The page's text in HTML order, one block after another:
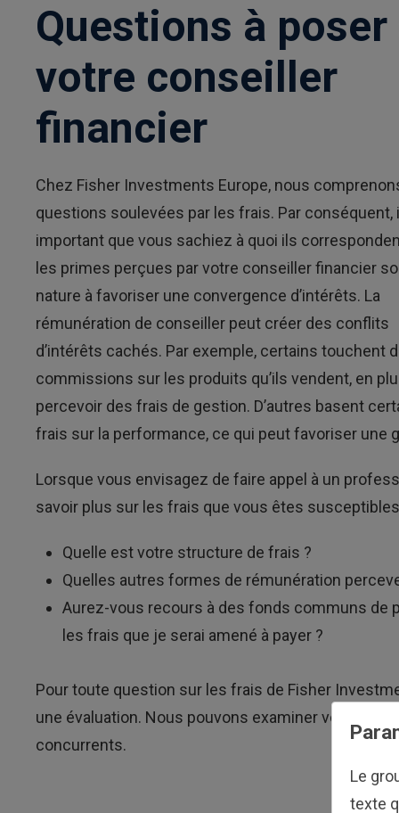
Questions à poser
votre conseiller
financier
Chez Fisher Investments Europe, nous
questions soulevées par les frais. Par conséquent,
important que vous sachiez à quoi ils
les primes perçues par votre conseiller financier
nature à favoriser une convergence d’intérêts. La
rémunération de conseiller peut créer des conflits
d’intérêts cachés. Par exemple, certains touchent
commissions sur les produits qu’ils vendent, en
percevoir des frais de gestion. D’autres basent
frais sur la performance, ce qui peut favoriser
Lorsque vous envisagez de faire appel à un
savoir plus sur les frais que vous êtes
Quelle est votre structure de frais ?
Quelles autres formes de rémunération
Aurez-vous recours à des fonds communs de
les frais que je serai amené à payer ?
Pour toute question sur les frais de Fisher
une évaluation. Nous pouvons examiner votre
concurrents.
Le
texte